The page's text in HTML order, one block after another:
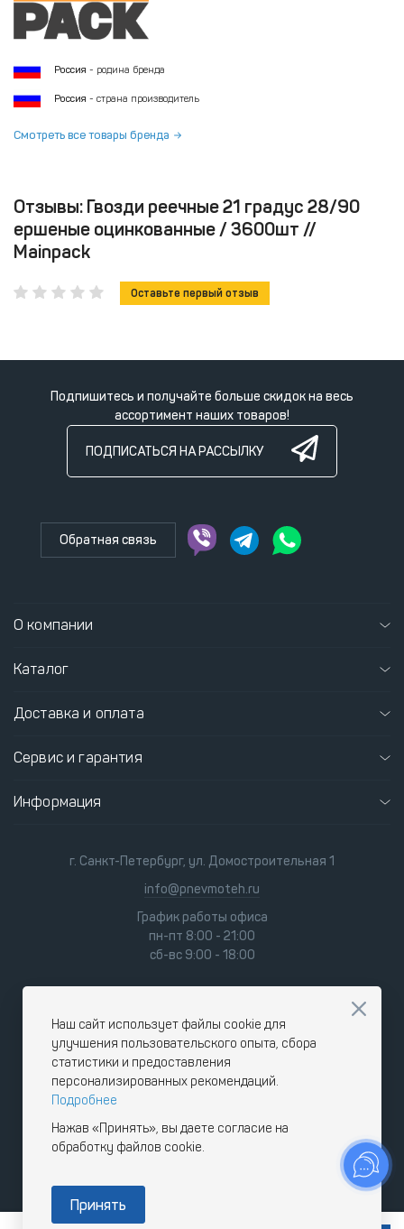
Россия - родина бренда
Россия - страна производитель
Смотреть все товары бренда
Отзывы: Гвозди реечные 21 градус 28/90
ершеные оцинкованные / 3600шт //
Mainpack
Оставьте первый отзыв
Подпишитесь и получайте больше скидок на весь
ассортимент наших товаров!
ПОДПИСАТЬСЯ НА РАССЫЛКУ
Обратная связь
О компании
Каталог
Доставка и оплата
Сервис и гарантия
Информация
г. Санкт-Петербург, ул. Домостроительная 1
info@pnevmoteh.ru
График работы офиса
пн-пт 8:00 - 21:00
сб-вс 9:00 - 18:00
Наш сайт использует файлы cookie для
улучшения пользовательского опыта, сбора
статистики и предоставления
персонализированных рекомендаций.
Подробнее
Нажав «Принять», вы даете согласие на
обработку файлов cookie.
Принять